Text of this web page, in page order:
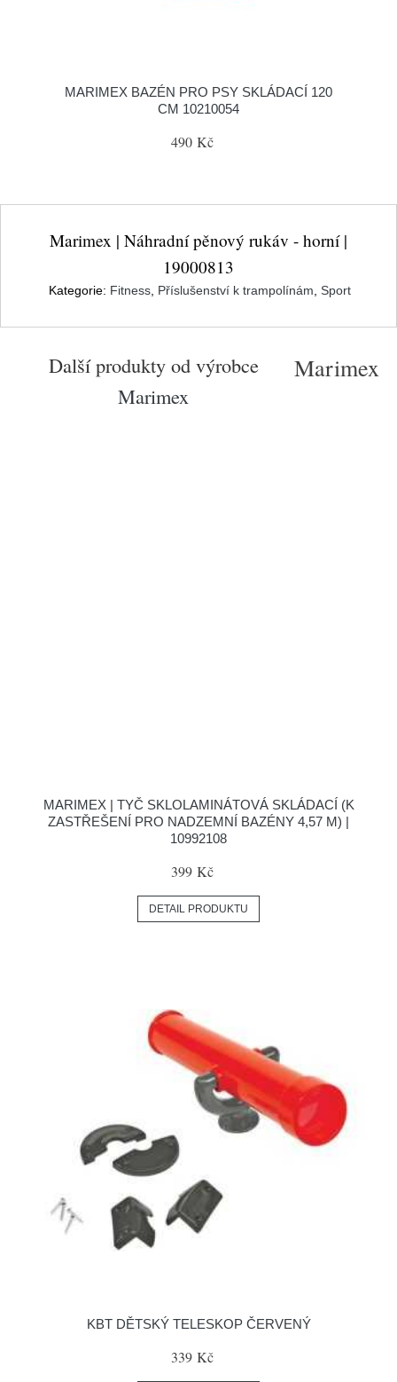
MARIMEX BAZÉN PRO PSY SKLÁDACÍ 120
CM 10210054
490 Kč
Marimex | Náhradní pěnový rukáv - horní |
19000813
Kategorie: Fitness, Příslušenství k trampolínám Sport
Další produkty od výrobce
Marimex
Marimex
MARIMEX | TYČ SKLOLAMINÁTOVÁ SKLÁDACÍ (K
ZASTŘEŠENÍ PRO NADZEMNÍ BAZÉNY 4,57 M) |
10992108
399 Kč
DETAIL PRODUKTU
KBT DĚTSKÝ TELESKOP ČERVENÝ
339 Kč